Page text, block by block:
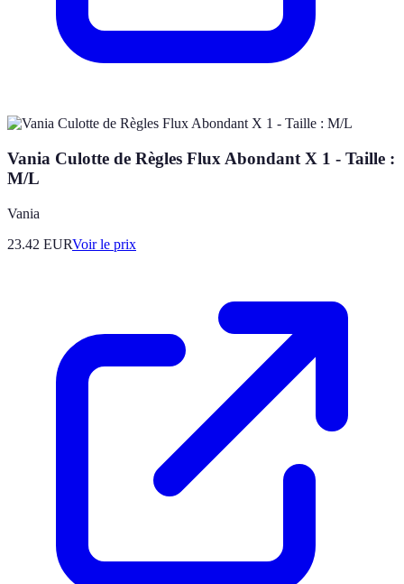
Vania Culotte de Règles Flux Abondant X 1 - Taille :
M/L
Vania
23.42 EURVoir le prix